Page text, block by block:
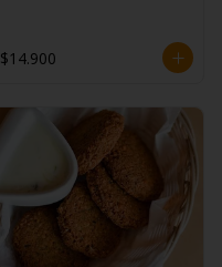
$14.900